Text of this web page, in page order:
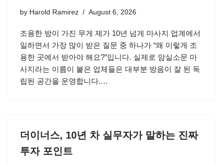
by Harold Ramirez August 6, 2026
조용한 방이 가진 무게 제가 10년 넘게 마사지 업계에서
일하면서 가장 많이 받은 질문 중 하나가 “왜 이렇게 조
용한 곳에서 받아야 해요?”입니다. 실제로 암실소문 마
사지라는 이름이 붙은 업체들은 대부분 방음이 잘 된 독
립된 공간을 운영합니다.…
더이너스, 10년 차 실무자가 말하는 진짜
투자 포인트